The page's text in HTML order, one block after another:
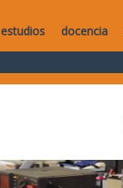
estudios docencia